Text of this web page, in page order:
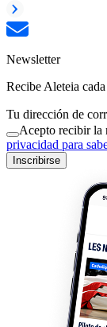
Newsletter
Recibe Aleteia
Tu dirección de
Acepto recibir la
privacidad para
Inscribirse